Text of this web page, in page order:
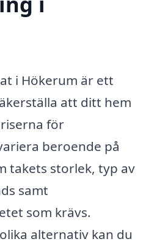
i Hökerum är ett
att ditt hem
för
beroende på
takets storlek, typ av
samt
som krävs.
alternativ kan du